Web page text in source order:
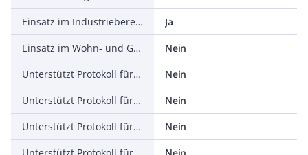
Einsatz im Industriebereich zulässig
Ja
Einsatz im Wohn- und Gewerbebereich zulässig
Nein
Unterstützt Protokoll für TCP/IP
Nein
Unterstützt Protokoll für PROFIBUS
Nein
Unterstützt Protokoll für CAN
Nein